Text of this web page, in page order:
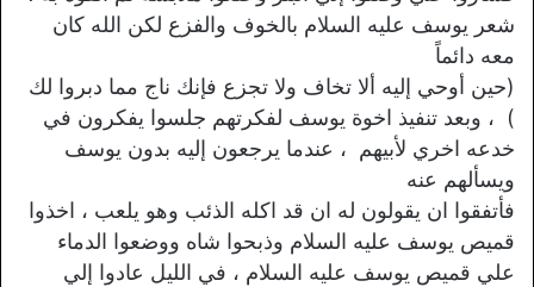
شعر يوسف عليه السلام بالخوف والفزع لكن الله كان
معه دائماً
(حين أوحي إليه ألا تخاف ولا تجزع فإنك ناج مما دبروا لك
) ، وبعد تنفيذ اخوة يوسف لفكرتهم جلسوا يفكرون في
خدعه اخري لأبيهم ، عندما يرجعون إليه بدون يوسف
ويسألهم عنه
فأتفقوا ان يقولون له ان قد اكله الذئب وهو يلعب ، اخذوا
قميص يوسف عليه السلام وذبحوا شاه ووضعوا الدماء
علي قميص يوسف عليه السلام ، في الليل عادوا إلي